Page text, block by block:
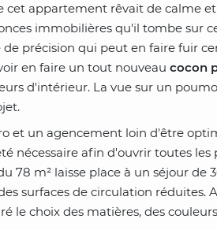
cet appartement rêvait de calme
immobilières qu'il tombe sur
de précision qui peut en faire fuir
en faire un tout nouveau cocon
d'intérieur. La vue sur un
et un agencement loin d'être
nécessaire afin d'ouvrir toutes
78 m² laisse place à un séjour de
surfaces de circulation réduites.
le choix des matières, des